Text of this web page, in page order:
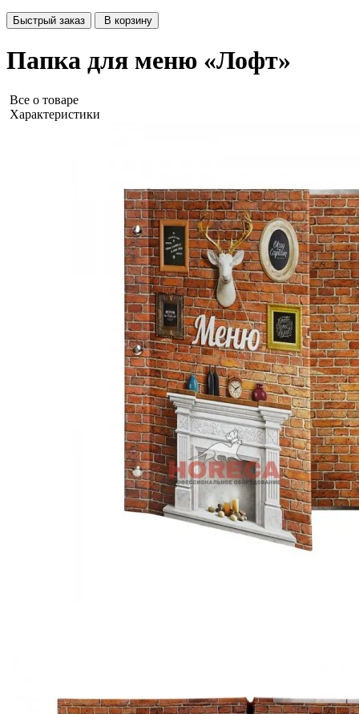
Быстрый заказ В корзину
Папка для меню «Лофт»
Все о товаре
Характеристики